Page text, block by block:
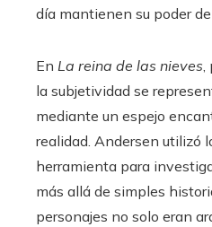
día mantienen su poder
En La reina de las nieves,
la subjetividad se
mediante un espejo
realidad. Andersen utilizó
herramienta para
más allá de simples
personajes no solo eran